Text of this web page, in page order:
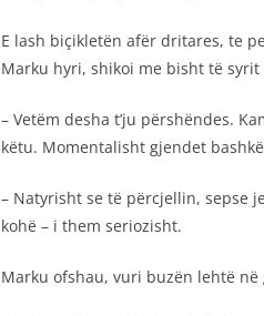
E lash biçikletën afër dritares, te
Marku hyri, shikoi me bisht të
– Vetëm desha t’ju përshëndes.
këtu. Momentalisht gjendet
– Natyrisht se të përcjellin, sepse
kohë – i them seriozisht.
Marku ofshau, vuri buzën lehtë në